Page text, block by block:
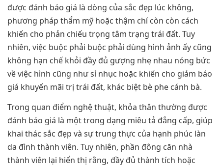
được đánh báo giá là dòng của sắc đẹp lúc không,
phương pháp thẩm mỹ hoặc thậm chí còn còn cách
khiến cho phản chiếu trọng tâm trạng trái đất. Tuy
nhiên, việc buộc phải buộc phải dùng hình ảnh ấy cũng
không hạn chế khỏi đầy đủ gượng nhẹ nhau nóng bức
về việc hình cũng như sỉ nhục hoặc khiến cho giảm báo
giá khuyến mãi trị trái đất, khác biệt bè phe cánh bà.
Trong quan điểm nghệ thuật, khỏa thân thường được
đánh báo giá là một trong dạng miêu tả đẳng cấp, giúp
khai thác sắc đẹp và sự trung thực của hạnh phúc làn
da đình thành viên. Tuy nhiên, phần đông căn nhà
thành viên lại hiển thị rằng, đầy đủ thành tích hoặc